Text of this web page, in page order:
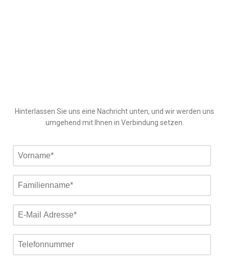
Hinterlassen Sie uns eine Nachricht unten, und wir werden uns
umgehend mit Ihnen in Verbindung setzen.